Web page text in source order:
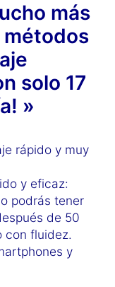
más
métodos
solo 17
»
rápido y muy
y eficaz:
podrás tener
de 50
con fluidez.
y